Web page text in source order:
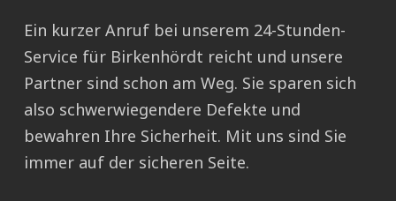
Ein kurzer Anruf bei unserem 24-Stunden-
Service für Birkenhördt reicht und unsere
Partner sind schon am Weg. Sie sparen sich
also schwerwiegendere Defekte und
bewahren Ihre Sicherheit. Mit uns sind Sie
immer auf der sicheren Seite.